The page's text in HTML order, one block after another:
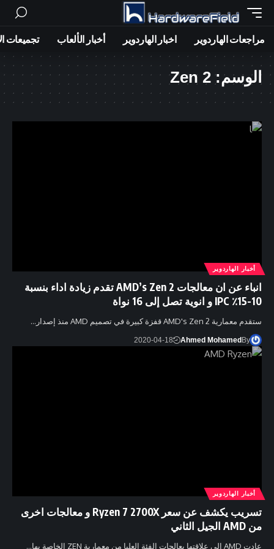
مراجعات الهاردوير اخبار الهاردوير أخبار الألعاب تجميعات
الوسم: Zen 2
أخبار الهاردوير
انباء عن ان معالجات AMD’s Zen 2 تقدم زيادة اداء بنسبة
10-15٪ IPC و انوية تصل إلى 16 نواة
ستقدم معمارية AMD's Zen 2 قفزة كبيرة في تصميم AMD منذ إصدار…
By
Ahmed Mohamed
2020-04-18
أخبار الهاردوير
تسريب يكشف عن سعر Ryzen 7 2700X و معالجات اخرى
من AMD الجيل الثاني
عادت AMD الى علاقتها بعالجات الفئة العليا من معمارية ZEN الخاصة بها…